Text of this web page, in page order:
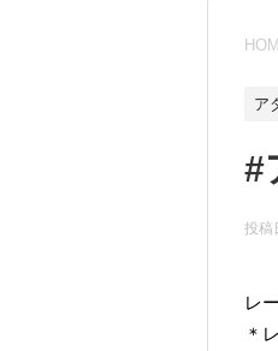
ア
#
投稿
レ
＊